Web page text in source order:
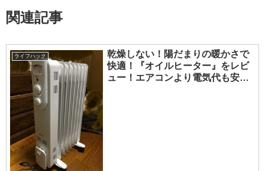
関連記事
ライフハック
乾燥しない！陽だまりの暖かさで
快適！『オイルヒーター』をレビ
ュー！エアコンより電気代も安